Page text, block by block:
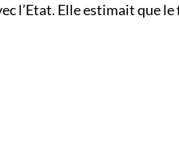
l’Etat. Elle estimait que